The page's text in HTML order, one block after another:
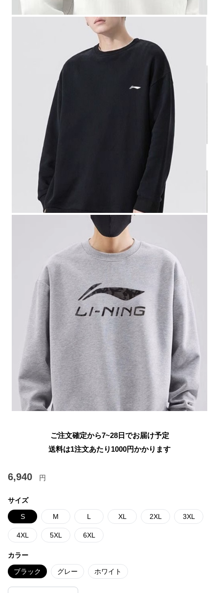
ご注文確定から7~28日でお届け予定
送料は1注文あたり 1000円かかります
6,940 円
サイズ
S M L XL 2XL 3XL
4XL 5XL 6XL
カラー
ブラック グレー ホワイト